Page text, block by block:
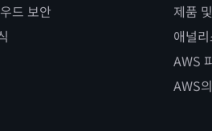
드 보안
제품
애널
AWS
AWS